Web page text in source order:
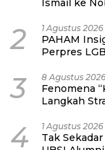
Ismail ke
2 1 Agustus 2026
PAHAM
Perpres
3 8 Agustus 2026
Fenomena
Langkah
4 1 Agustus 2026
Tak